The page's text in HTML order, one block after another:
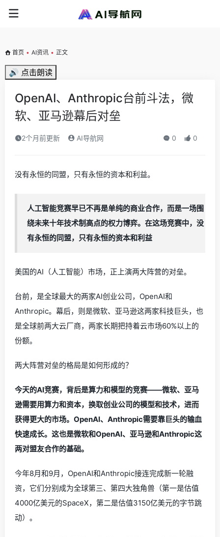
首页 • AI资讯 • 正文
🔊 点击朗读
OpenAI、Anthropic台前斗法，微
软、亚马逊幕后对垒
2个月前更新 AI导航网 0 0
没有永恒的同盟，只有永恒的资本和利益。
人工智能竞赛早已不再是单纯的商业合作，而是一场围
绕未来十年技术制高点的权力博弈。在这场竞赛中，没
有永恒的同盟，只有永恒的资本和利益
美国的AI（人工智能）市场，正上演两大阵营的对垒。
台前，是全球最大的两家AI创业公司，OpenAI和
Anthropic。幕后，则是微软、亚马逊这两家科技巨头，也
是全球前两大云厂商，两家长期把持着云市场60%以上的
份额。
两大阵营对垒的格局是如何形成的？
今天的AI竞赛，背后是算力和模型的竞赛——微软、亚马
逊需要用算力和资本，换取创业公司的模型和技术，进而
获得更大的市场。OpenAI、Anthropic需要靠巨头的输血
快速成长。这也是微软和OpenAI、亚马逊和Anthropic这
两对盟友合作的基础。
今年8月和9月，OpenAI和Anthropic接连完成新一轮融
资，它们分别成为全球第三、第四大独角兽（第一是估值
4000亿美元的SpaceX，第二是估值3150亿美元的字节跳
动）。